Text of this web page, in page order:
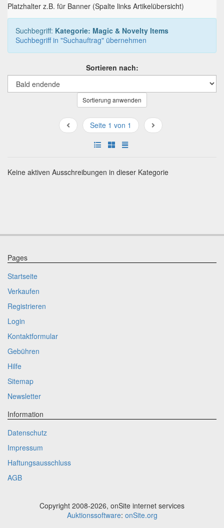
Platzhalter z.B. für Banner (Spalte links Artikelübersicht)
Suchbegriff: Kategorie: Magic & Novelty Items
Suchbegriff in "Suchauftrag" übernehmen
Sortieren nach:
Sortierung anwenden
Seite 1 von 1
Keine aktiven Ausschreibungen in dieser Kategorie
Pages
Startseite
Verkaufen
Registrieren
Login
Kontaktformular
Gebühren
Hilfe
Sitemap
Newsletter
Information
Datenschutz
Impressum
Haftungsausschluss
AGB
Copyright 2008-2026, onSite internet services
Auktionssoftware: onSite.org